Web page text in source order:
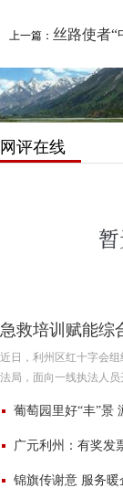
上一篇： 丝路使者“中国
网评在线
急救培训赋能综
近日，利州区红十字会
法局，面向一线执法人
葡萄园里好“丰”景
广元利州：有奖发
锦旗传谢意 服务暖